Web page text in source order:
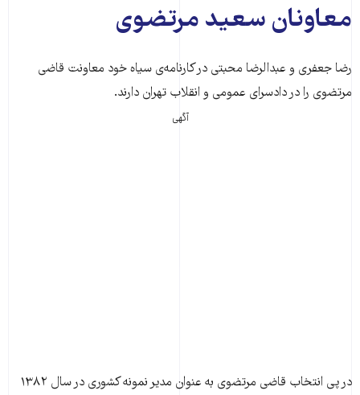
معاونان سعید مرتضوی
رضا جعفری و عبدالرضا محبتی در کارنامه‌ی سیاه خود معاونت قاضی
مرتضوی را در دادسرای عمومی و انقلاب تهران دارند.
آگهی
در پی انتخاب قاضی مرتضوی به عنوان مدیر نمونه كشوری در سال ۱۳۸۲